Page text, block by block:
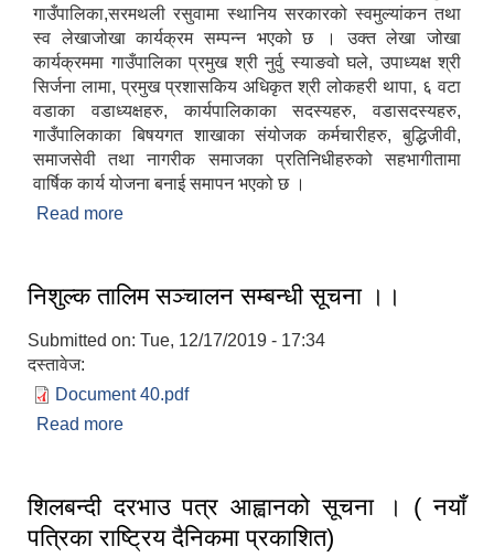
गाउँपालिका,सरमथली रसुवामा स्थानिय सरकारको स्वमुल्यांकन तथा
स्व लेखाजोखा कार्यक्रम सम्पन्न भएको छ । उक्त लेखा जोखा
कार्यक्रममा गाउँपालिका प्रमुख श्री नुर्वु स्याङवो घले, उपाध्यक्ष श्री
सिर्जना लामा, प्रमुख प्रशासकिय अधिकृत श्री लोकहरी थापा, ६ वटा
वडाका वडाध्यक्षहरु, कार्यपालिकाका सदस्यहरु, वडासदस्यहरु,
गाउँपालिकाका बिषयगत शाखाका संयोजक कर्मचारीहरु, बुद्धिजीवी,
समाजसेवी तथा नागरीक समाजका प्रतिनिधीहरुको सहभागीतामा
वार्षिक कार्य योजना बनाई समापन भएको छ ।
Read more
सरकारको स्वमुल्यांकन तथा स्व लेखाजोखा कार्यक्रम सम्पन्न
सम्बन्धि जानकारी |
निशुल्क तालिम सञ्चालन सम्बन्धी सूचना ।।
Submitted on: Tue, 12/17/2019 - 17:34
दस्तावेज:
Document 40.pdf
Read more
शिलबन्दी दरभाउ पत्र आह्वानको सूचना । ( नयाँ
पत्रिका राष्ट्रिय दैनिकमा प्रकाशित)